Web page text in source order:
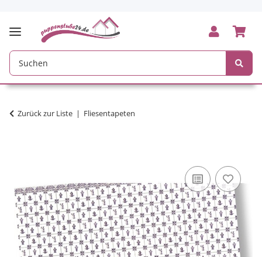
Zurück zur Liste Fliesentapeten